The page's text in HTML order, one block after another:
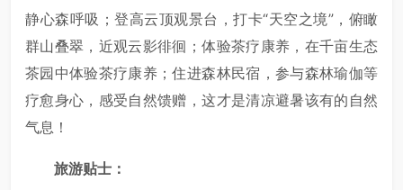
静心森呼吸；登高云顶观景台，打卡“天空之境”，俯瞰
群山叠翠，近观云影徘徊；体验茶疗康养，在千亩生态
茶园中体验茶疗康养；住进森林民宿，参与森林瑜伽等
疗愈身心，感受自然馈赠，这才是清凉避暑该有的自然
气息！
旅游贴士：